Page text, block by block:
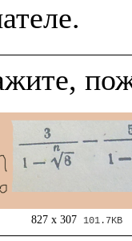
827 x 307 101.7KB